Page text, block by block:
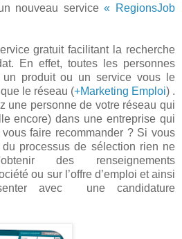
nouveau service« RegionsJob
gratuit facilitant la recherche
En effet, toutes les personnes
un produit ou un service vous le
le réseau (+Marketing Emploi) .
une personne de votre réseau qui
encore) dans une entreprise qui
faire recommander ? Si vous
processus de sélection rien ne
des renseignements
ou sur l’offre d’emploi et ainsi
avec une candidature